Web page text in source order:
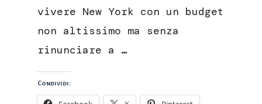
vivere New York con un budget
non altissimo ma senza
rinunciare a …
Condividi: